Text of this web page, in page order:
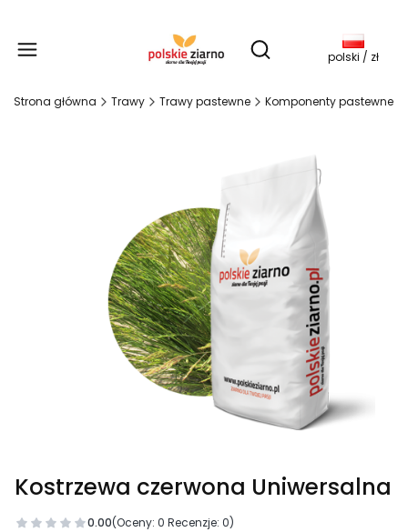
Otwórz wyszukiwarkę
Produkty w
polski / zł
Strona główna Trawy Trawy pastewne Komponenty pastewne
Kostrzewa czerwona Uniwersalna
0.00(Oceny: 0 Recenzje: 0)